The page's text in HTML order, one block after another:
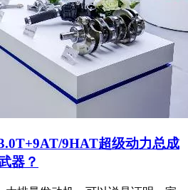
9HAT超级动力总成
器？